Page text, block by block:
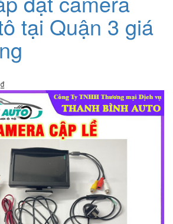
tại Quận 3 giá
₫Giá
hiện
tại
là:
1.200.000₫.